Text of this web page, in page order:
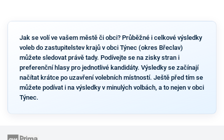
Jak se volí ve vašem městě či obci? Průběžné i celkové výsledky
voleb do zastupitelstev krajů v obci Týnec (okres Břeclav)
můžete sledovat právě tady. Podívejte se na zisky stran i
preferenční hlasy pro jednotlivé kandidáty. Výsledky se začínají
načítat krátce po uzavření volebních místností. Ještě před tím se
můžete podívat i na výsledky v minulých volbách, a to nejen v obci
Týnec.